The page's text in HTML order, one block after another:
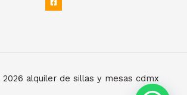
alquiler de sillas y mesas cdmx